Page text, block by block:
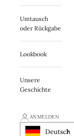
Umtausch
oder Rückgabe
Lookbook
Unsere
Geschichte
ANMELDEN
Deutsch